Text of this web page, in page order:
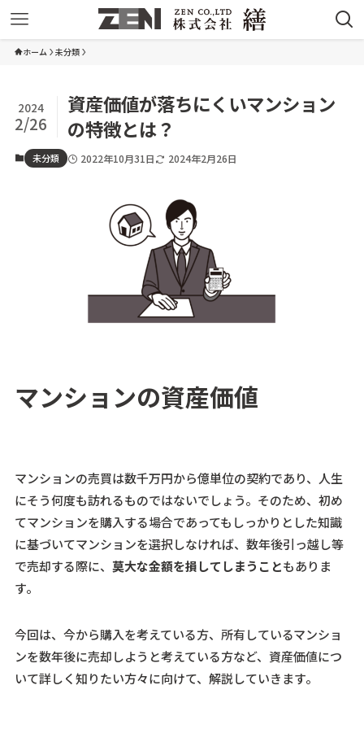
ホーム 未分類
資産価値が落ちにくいマンション
の特徴とは？
2024
2/26
未分類 2022年10月31日 2024年2月26日
マンションの資産価値
マンションの売買は数千万円から億単位の契約であり、人生
にそう何度も訪れるものではないでしょう。そのため、初め
てマンションを購入する場合であってもしっかりとした知識
に基づいてマンションを選択しなければ、数年後引っ越し等
で売却する際に、 莫大な金額を損してしまうこともありま
す。
今回は、今から購入を考えている方、所有しているマンショ
ンを数年後に売却しようと考えている方など、 資産価値につ
いて詳しく知りたい方々に向けて、解説していきます。